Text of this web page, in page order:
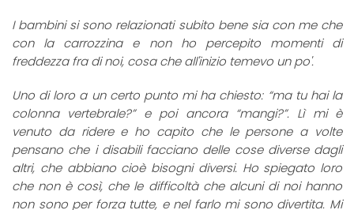
I bambini si sono relazionati subito bene sia con me che
con la carrozzina e non ho percepito momenti di
freddezza fra di noi, cosa che all'inizio temevo un po'.
Uno di loro a un certo punto mi ha chiesto: “ma tu hai la
colonna vertebrale?” e poi ancora “mangi?”. Lì mi è
venuto da ridere e ho capito che le persone a volte
pensano che i disabili facciano delle cose diverse dagli
altri, che abbiano cioè bisogni diversi. Ho spiegato loro
che non è così, che le difficoltà che alcuni di noi hanno
non sono per forza tutte, e nel farlo mi sono divertita. Mi